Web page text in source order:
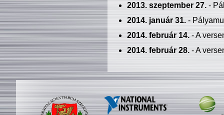
2013. szeptember 27.-
2014. január 31.-
2014. február 14.- A
2014. február 28.- A